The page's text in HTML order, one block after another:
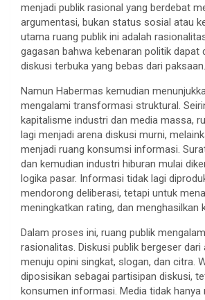
menjadi publik rasional yang berdebat
argumentasi, bukan status sosial atau
utama ruang publik ini adalah
gagasan bahwa kebenaran politik dapat
diskusi terbuka yang bebas dari paksaan.
Namun Habermas kemudian
mengalami transformasi struktural.
kapitalisme industri dan media massa,
lagi menjadi arena diskusi murni,
menjadi ruang konsumsi informasi.
dan kemudian industri hiburan mulai
logika pasar. Informasi tidak lagi
mendorong deliberasi, tetapi untuk
meningkatkan rating, dan menghasilkan
Dalam proses ini, ruang publik
rasionalitas. Diskusi publik bergeser dari
menuju opini singkat, slogan, dan citra.
diposisikan sebagai partisipan diskusi,
konsumen informasi. Media tidak hanya